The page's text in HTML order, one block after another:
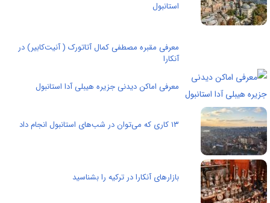
استانبول
معرفی مقبره مصطفی کمال آتاتورک ( آنیت‌کابیر) در
آنکارا
معرفی اماکن دیدنی جزیره هیبلی ‌آدا استانبول
۱۳ کاری که می‌توان در شب‌های استانبول انجام داد
بازارهای آنکارا در ترکیه را بشناسید